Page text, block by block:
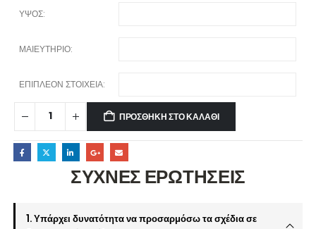
ΥΨΟΣ:
ΜΑΙΕΥΤΗΡΙΟ:
ΕΠΙΠΛΕΟΝ ΣΤΟΙΧΕΙΑ:
ΠΡΟΣΘΉΚΗ ΣΤΟ ΚΑΛΆΘΙ
ΣΥΧΝΕΣ ΕΡΩΤΗΣΕΙΣ
1. Υπάρχει δυνατότητα να προσαρμόσω τα σχέδια σε